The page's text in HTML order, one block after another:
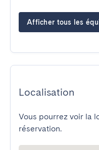
Afficher tous les
Localisation
Vous pourrez voir la
réservation.